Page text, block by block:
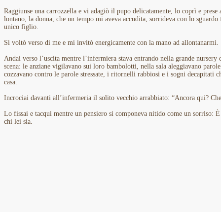
Raggiunse una carrozzella e vi adagiò il pupo delicatamente, lo coprì e
lontano; la donna, che un tempo mi aveva accudita, sorrideva con lo
unico figlio.
Si voltò verso di me e mi invitò energicamente con la mano ad allontanarmi.
Andai verso l’uscita mentre l’infermiera stava entrando nella grande
scena: le anziane vigilavano sui loro bambolotti, nella sala aleggiavano
cozzavano contro le parole stressate, i ritornelli rabbiosi e i sogni decapitati
casa.
Incrociai davanti all’infermeria il solito vecchio arrabbiato: “Ancora qui?
Lo fissai e tacqui mentre un pensiero si componeva nitido come un sorriso:
chi lei sia.